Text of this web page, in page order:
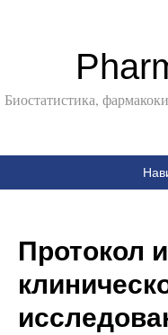
Биостатистика,
Протокол